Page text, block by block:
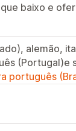
baixo e
alemão,
(Portugal)e
português